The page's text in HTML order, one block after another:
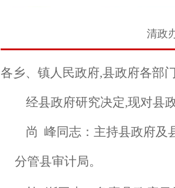
清政
各乡、镇人民政府,县政府各部
经县政府研究决定,现对县
尚 峰同志： 主持县政府及
分管县审计局。